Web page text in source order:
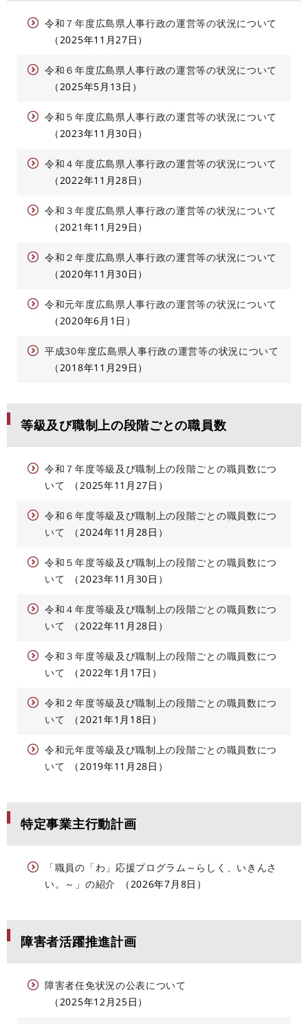
令和７年度広島県人事行政の運営等の状況について
2025年11月27日
令和６年度広島県人事行政の運営等の状況について
2025年5月13日
令和５年度広島県人事行政の運営等の状況について
2023年11月30日
令和４年度広島県人事行政の運営等の状況について
2022年11月28日
令和３年度広島県人事行政の運営等の状況について
2021年11月29日
令和２年度広島県人事行政の運営等の状況について
2020年11月30日
令和元年度広島県人事行政の運営等の状況について
2020年6月1日
平成30年度広島県人事行政の運営等の状況について
2018年11月29日
等級及び職制上の段階ごとの職員数
令和７年度等級及び職制上の段階ごとの職員数につ
いて
2025年11月27日
令和６年度等級及び職制上の段階ごとの職員数につ
いて
2024年11月28日
令和５年度等級及び職制上の段階ごとの職員数につ
いて
2023年11月30日
令和４年度等級及び職制上の段階ごとの職員数につ
いて
2022年11月28日
令和３年度等級及び職制上の段階ごとの職員数につ
いて
2022年1月17日
令和２年度等級及び職制上の段階ごとの職員数につ
いて
2021年1月18日
令和元年度等級及び職制上の段階ごとの職員数につ
いて
2019年11月28日
特定事業主行動計画
「職員の「わ」応援プログラム～らしく、いきんさ
い。～」の紹介
2026年7月8日
障害者活躍推進計画
障害者任免状況の公表について
2025年12月25日